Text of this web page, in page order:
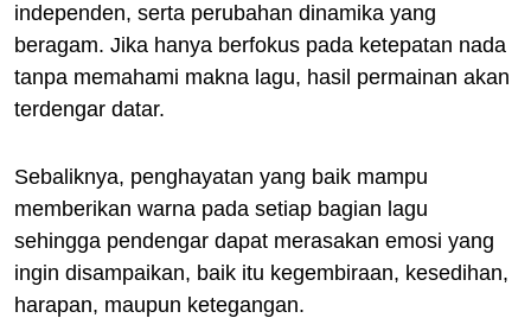
independen, serta perubahan dinamika yang
beragam. Jika hanya berfokus pada ketepatan nada
tanpa memahami makna lagu, hasil permainan akan
terdengar datar.
Sebaliknya, penghayatan yang baik mampu
memberikan warna pada setiap bagian lagu
sehingga pendengar dapat merasakan emosi yang
ingin disampaikan, baik itu kegembiraan, kesedihan,
harapan, maupun ketegangan.